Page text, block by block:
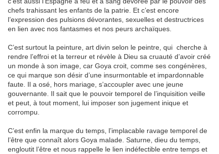
chefs trahissant les enfants de la patrie. Et c’est encore
l’expression des pulsions dévorantes, sexuelles et destructrices
en lien avec nos fantasmes et nos peurs archaïques.
C’est surtout la peinture, art divin selon le peintre, qui cherche à
rendre l’effroi et la terreur et révèle à Dieu sa cruauté d’avoir créé
un monde à son image, car Goya croit, comme ses congénères,
ce qui marque son désir d’une insurmontable et impardonnable
faute. Il a osé, hors mariage, s’accoupler avec une jeune
gouvernante. Il sait que le pouvoir temporel de l’inquisition veille
et peut, à tout moment, lui imposer son jugement inique et
corrompu.
C’est enfin la marque du temps, l’implacable ravage temporel de
l’être que connaît alors Goya malade. Saturne, dieu du temps,
engloutit l’être et nous rappelle le lien indéfectible entre temps et